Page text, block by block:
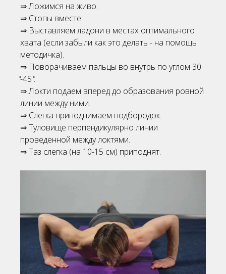
⇒ Ложимся на живо.
⇒ Стопы вместе.
⇒ Выставляем ладони в местах оптимального
хвата (если забыли как это делать - на помощь
методичка).
⇒ Поворачиваем пальцы во внутрь по углом 30
̊-45 ̊.
⇒ Локти подаем вперед до образования ровной
линии между ними.
⇒ Слегка приподнимаем подбородок.
⇒ Туловище перпендикулярно линии
проведенной между локтями.
⇒ Таз слегка (на 10-15 см) приподнят.